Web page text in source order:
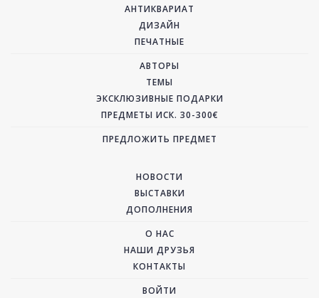
АНТИКВАРИАТ
ДИЗАЙН
ПЕЧАТНЫЕ
АВТОРЫ
ТЕМЫ
ЭКСКЛЮЗИВНЫЕ ПОДАРКИ
ПРЕДМЕТЫ ИСК. 30-300€
ПРЕДЛОЖИТЬ ПРЕДМЕТ
НОВОСТИ
ВЫСТАВКИ
ДОПОЛНЕНИЯ
О НАС
НАШИ ДРУЗЬЯ
КОНТАКТЫ
ВОЙТИ